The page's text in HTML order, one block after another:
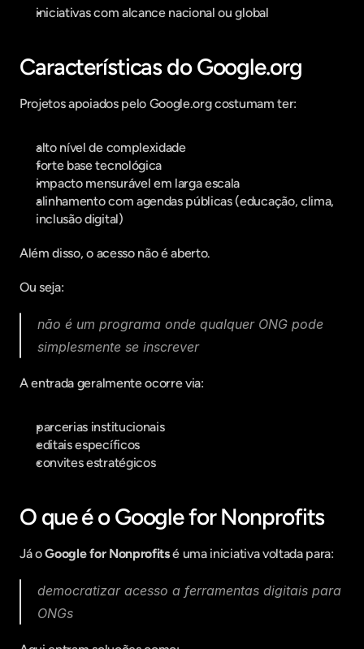
iniciativas com alcance nacional ou global
Características do Google.org
Projetos apoiados pelo Google.org costumam ter:
alto nível de complexidade
forte base tecnológica
impacto mensurável em larga escala
alinhamento com agendas públicas (educação, clima,
inclusão digital)
Além disso, o acesso não é aberto.
Ou seja:
não é um programa onde qualquer ONG pode
simplesmente se inscrever
A entrada geralmente ocorre via:
parcerias institucionais
editais específicos
convites estratégicos
O que é o Google for Nonprofits
Já o Google for Nonprofits é uma iniciativa voltada para:
democratizar acesso a ferramentas digitais para
ONGs